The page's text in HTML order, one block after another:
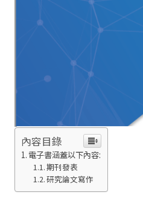
內容目錄
電子書涵蓋以下內容:
期刊發表
研究論文寫作